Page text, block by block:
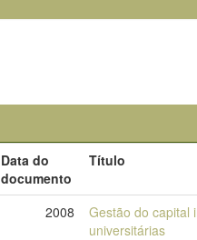
Data do
documento
Título
2008
Gestão do capital
universitárias